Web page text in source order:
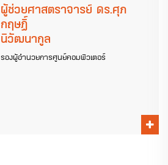
ผู้ช่วยศาสตราจารย์ ดร.ศุภ
กฤษฏิ์
นิวัฒนากูล
รองผู้อำนวยการศูนย์คอมพิวเตอร์